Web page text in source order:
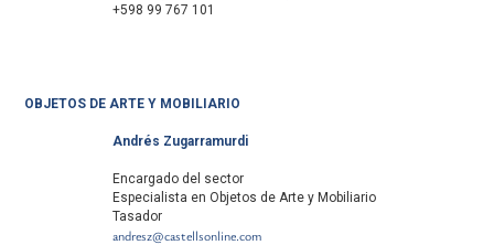
+598 99 767 101
OBJETOS DE ARTE Y MOBILIARIO
Andrés Zugarramurdi
Encargado del sector
Especialista en Objetos de Arte y Mobiliario
Tasador
andresz@castellsonline.com